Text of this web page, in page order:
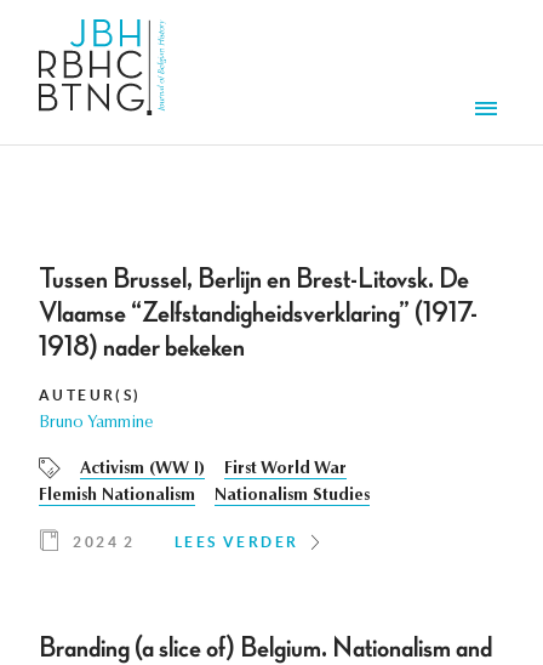
Tussen Brussel, Berlijn en Brest-Litovsk. De
Vlaamse “Zelfstandigheidsverklaring” (1917-
1918) nader bekeken
AUTEUR(S)
Bruno Yammine
Activism (WW I)
First World War
Flemish Nationalism
Nationalism Studies
2024 2 LEES VERDER
Branding (a slice of) Belgium. Nationalism and